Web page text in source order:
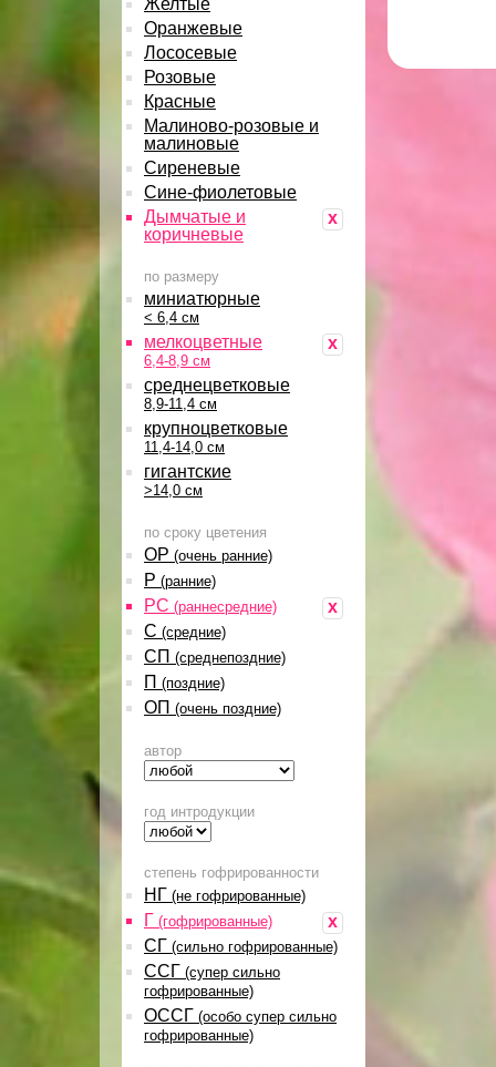
Желтые
Оранжевые
Лососевые
Розовые
Красные
Малиново-розовые и
малиновые
Сиреневые
Сине-фиолетовые
x
Дымчатые и
коричневые
по размеру
миниатюрные
< 6,4 см
x
мелкоцветные
6,4-8,9 см
среднецветковые
8,9-11,4 см
крупноцветковые
11,4-14,0 см
гигантские
>14,0 см
по сроку цветения
ОР (очень ранние)
Р (ранние)
x
РС (раннесредние)
С (средние)
СП (среднепоздние)
П (поздние)
ОП (очень поздние)
автор
год интродукции
степень гофрированности
НГ (не гофрированные)
x
Г (гофрированные)
СГ (сильно гофрированные)
ССГ (супер сильно
гофрированные)
ОССГ (особо супер сильно
гофрированные)